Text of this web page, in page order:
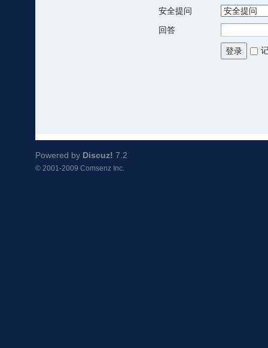
安全提问
回答
登录
Powered by Discuz! 7.2
© 2001-2009 Comsenz Inc.